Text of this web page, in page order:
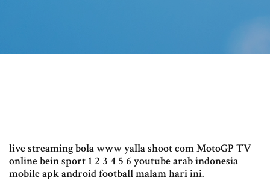
live streaming bola www yalla shoot com MotoGP TV
online bein sport 1 2 3 4 5 6 youtube arab indonesia
mobile apk android football malam hari ini.